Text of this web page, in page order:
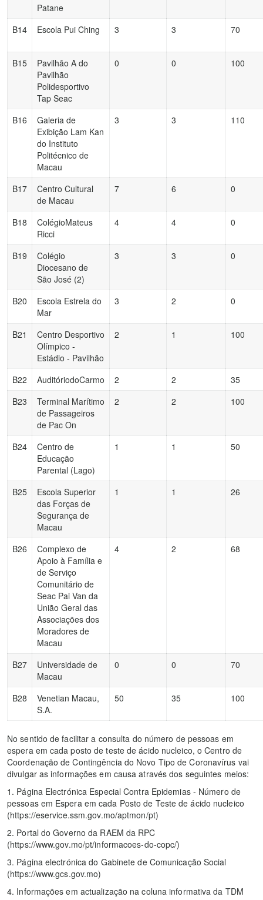
Patane
B14
Escola Pui Ching 3 3 70
B15
Pavilhão A do
Pavilhão
Polidesportivo
Tap Seac
0 0 100
B16
Galeria de
Exibição Lam Kan
do Instituto
Politécnico de
Macau
3 3 110
B17
Centro Cultural
de Macau
7 6 0
B18
ColégioMateus
Ricci
4 4 0
B19
Colégio
Diocesano de
São José (2)
3 3 0
B20
Escola Estrela do
Mar
3 2 0
B21
Centro Desportivo
Olímpico -
Estádio - Pavilhão
2 1 100
B22 AuditóriodoCarmo 2 2
35
B23
Terminal Marítimo
de Passageiros
de Pac On
2 2 100
B24
Centro de
Educação
Parental (Lago)
1 1 50
B25
Escola Superior
das Forças de
Segurança de
Macau
1 1 26
B26
Complexo de
Apoio à Família e
de Serviço
Comunitário de
Seac Pai Van da
União Geral das
Associações dos
Moradores de
Macau
4 2 68
B27
Universidade de
Macau
0 0 70
B28
Venetian Macau,
S.A.
50 35 100
No sentido de facilitar a consulta do número de pessoas em
espera em cada posto de teste de ácido nucleico, o Centro de
Coordenação de Contingência do Novo Tipo de Coronavírus vai
divulgar as informações em causa através dos seguintes meios:
1. Página Electrónica Especial Contra Epidemias - Número de
pessoas em Espera em cada Posto de Teste de ácido nucleico
(https://eservice.ssm.gov.mo/aptmon/pt)
2. Portal do Governo da RAEM da RPC
(https://www.gov.mo/pt/informacoes-do-copc/)
3. Página electrónica do Gabinete de Comunicação Social
(https://www.gcs.gov.mo)
4. Informações em actualização na coluna informativa da TDM